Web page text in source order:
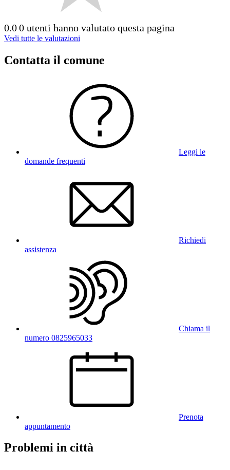
0.00 utenti hanno valutato questa pagina
Vedi tutte le valutazioni
Contatta il comune
Leggi le
domande frequenti
Richiedi
assistenza
Chiama il
numero 0825965033
Prenota
appuntamento
Problemi in città